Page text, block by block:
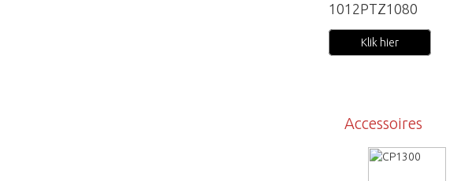
1012PTZ1080
Klik hier
Accessoires